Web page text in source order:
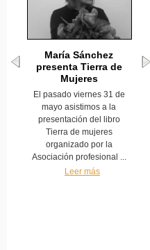
María Sánchez
presenta Tierra de
Mujeres
El pasado viernes 31 de
mayo asistimos a la
presentación del libro
Tierra de mujeres
organizado por la
Asociación profesional ...
Leer más